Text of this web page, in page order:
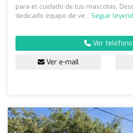
para el cuidado de tus mascotas.
dedicado equipo de ve... Seguir
Ver teléfono
Ver e-mail